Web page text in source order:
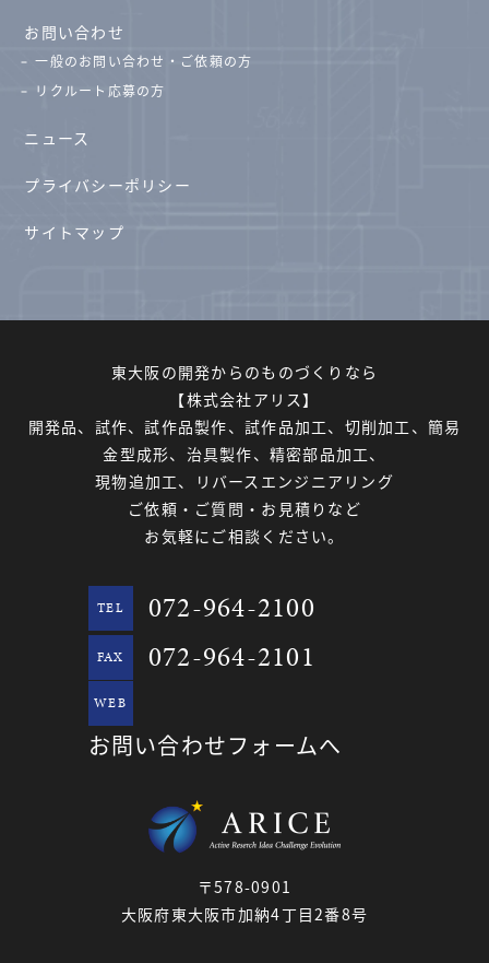
お問い合わせ
一般のお問い合わせ・ご依頼の方
リクルート応募の方
ニュース
プライバシーポリシー
サイトマップ
東大阪の開発からのものづくりなら
【株式会社アリス】
開発品、試作、試作品製作、試作品加工、切削加工、簡易
金型成形、治具製作、精密部品加工、
現物追加工、リバースエンジニアリング
ご依頼・ご質問・お見積りなど
お気軽にご相談ください。
TEL 072-964-2100
FAX 072-964-2101
WEB
お問い合わせフォームへ
〒578-0901
大阪府東大阪市加納4丁目2番8号